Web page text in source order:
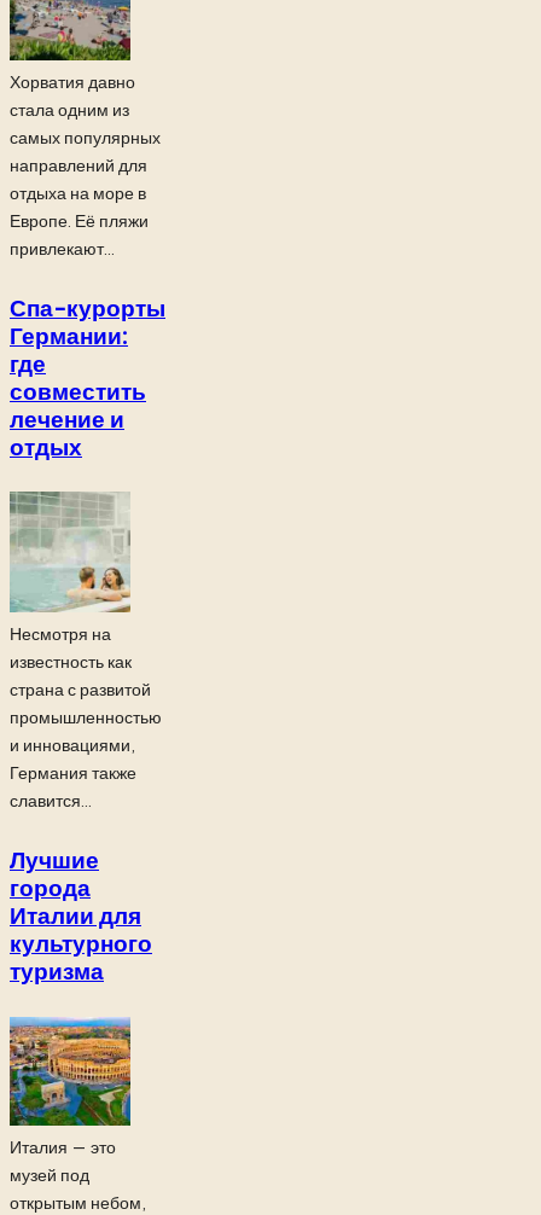
Хорватия давно
стала одним из
самых популярных
направлений для
отдыха на море в
Европе. Её пляжи
привлекают...
Спа-курорты
Германии:
где
совместить
лечение и
отдых
Несмотря на
известность как
страна с развитой
промышленностью
и инновациями,
Германия также
славится...
Лучшие
города
Италии для
культурного
туризма
Италия — это
музей под
открытым небом,